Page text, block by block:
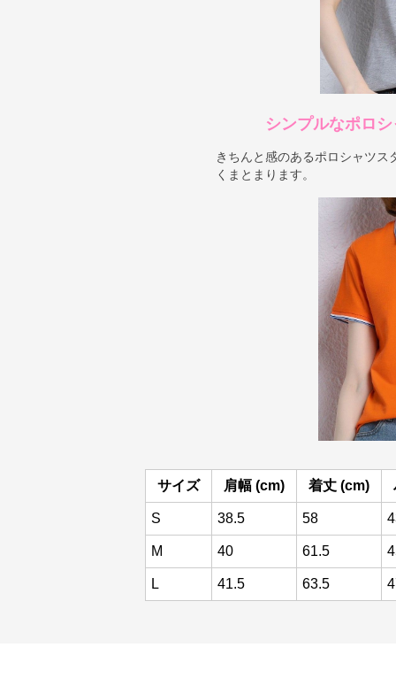
シンプルなポロ
きちんと感のあるポロシャツ
くまとまります。
サイズ 肩幅 (cm) 着丈 (cm)
S 38.5 58
M 40 61.5
L 41.5 63.5